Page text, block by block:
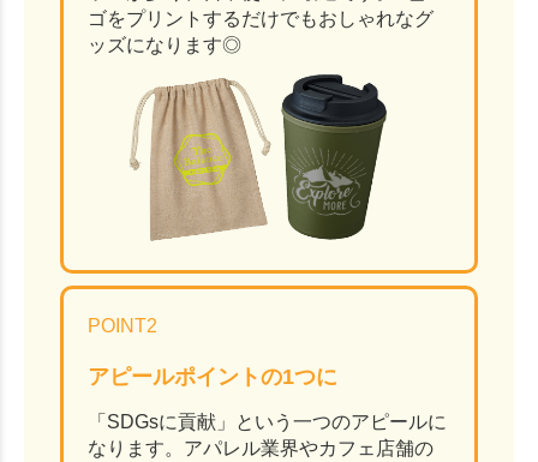
ゴをプリントするだけでもおしゃれなグ
ッズになります◎
POINT2
アピールポイントの1つに
「SDGsに貢献」という一つのアピールに
なります。アパレル業界やカフェ店舗の